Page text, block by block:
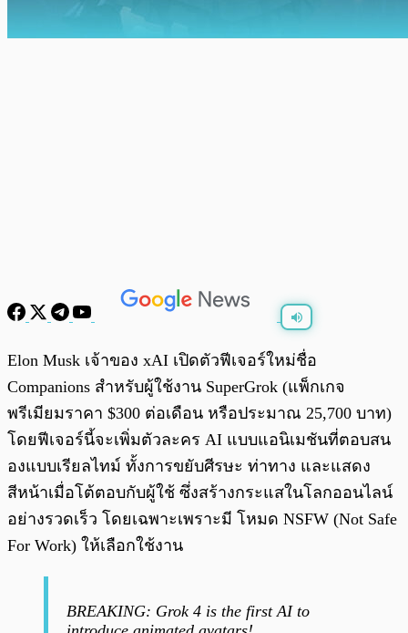
พร้อมเล่น
Elon Musk เจ้าของ xAI เปิดตัวฟีเจอร์ใหม่ชื่อ
Companions สำหรับผู้ใช้งาน SuperGrok (แพ็กเกจ
พรีเมียมราคา $300 ต่อเดือน หรือประมาณ 25,700 บาท)
โดยฟีเจอร์นี้จะเพิ่มตัวละคร AI แบบแอนิเมชันที่ตอบสน
องแบบเรียลไทม์ ทั้งการขยับศีรษะ ท่าทาง และแสดง
สีหน้าเมื่อโต้ตอบกับผู้ใช้ ซึ่งสร้างกระแสในโลกออนไลน์
อย่างรวดเร็ว โดยเฉพาะเพราะมี โหมด NSFW (Not Safe
For Work) ให้เลือกใช้งาน
BREAKING: Grok 4 is the first AI to